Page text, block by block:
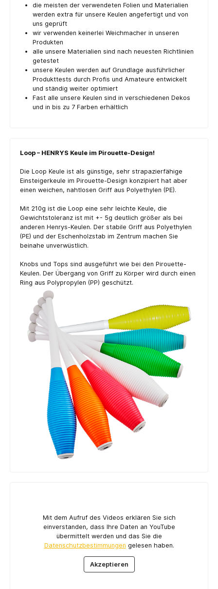
die meisten der verwendeten Folien und Materialien
werden extra für unsere Keulen angefertigt und von
uns geprüft
wir verwenden keinerlei Weichmacher in unseren
Produkten
alle unsere Materialien sind nach neuesten Richtlinien
getestet
unsere Keulen werden auf Grundlage ausführlicher
Produkttests durch Profis und Amateure entwickelt
und ständig weiter optimiert
Fast alle unsere Keulen sind in verschiedenen Dekos
und in bis zu 7 Farben erhältlich
Loop – HENRYS Keule im Pirouette-Design!
Die Loop Keule ist als günstige, sehr strapazierfähige
Einsteigerkeule im Pirouette-Design konzipiert hat aber
einen weichen, nahtlosen Griff aus Polyethylen (PE).
Mit 210g ist die Loop eine sehr leichte Keule, die
Gewichtstoleranz ist mit +- 5g deutlich größer als bei
anderen Henrys-Keulen. Der stabile Griff aus Polyethylen
(PE) und der Eschenholzstab im Zentrum machen Sie
beinahe unverwüstlich.
Knobs und Tops sind ausgeführt wie bei den Pirouette-
Keulen. Der Übergang von Griff zu Körper wird durch einen
Ring aus Polypropylen (PP) geschützt.
Mit dem Aufruf des Videos erklären Sie sich
einverstanden, dass Ihre Daten an YouTube
übermittelt werden und das Sie die
Datenschutzbestimmungen gelesen haben.
Akzeptieren